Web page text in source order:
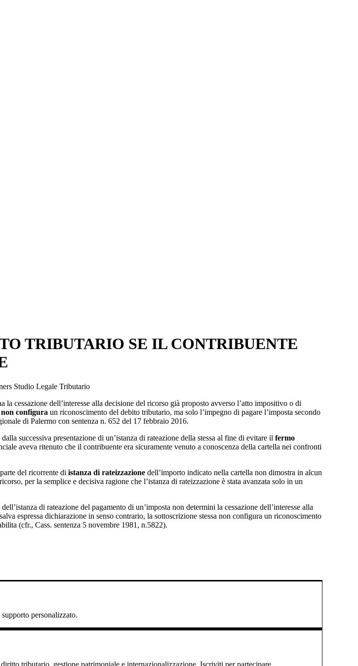
TRIBUTARIO SE IL CONTRIBUENTE
Studio Legale Tributario
la cessazione dell’interesse alla decisione del ricorso già proposto avverso l’atto impositivo o di
non configura un riconoscimento del debito tributario, ma solo l’impegno di pagare l’imposta secondo
di Palermo con sentenza n. 652 del 17 febbraio 2016.
successiva presentazione di un’istanza di rateazione della stessa al fine di evitare il fermo
aveva ritenuto che il contribuente era sicuramente venuto a conoscenza della cartella nei confronti
del ricorrente di istanza di rateizzazione dell’importo indicato nella cartella non dimostra in alcun
per la semplice e decisiva ragione che l’istanza di rateizzazione è stata avanzata solo in un
di rateazione del pagamento di un’imposta non determini la cessazione dell’interesse alla
espressa dichiarazione in senso contrario, la sottoscrizione stessa non configura un riconoscimento
(cfr., Cass. sentenza 5 novembre 1981, n.5822).
personalizzato.
tributario, gestione patrimoniale e internazionalizzazione. Iscriviti per partecipare.